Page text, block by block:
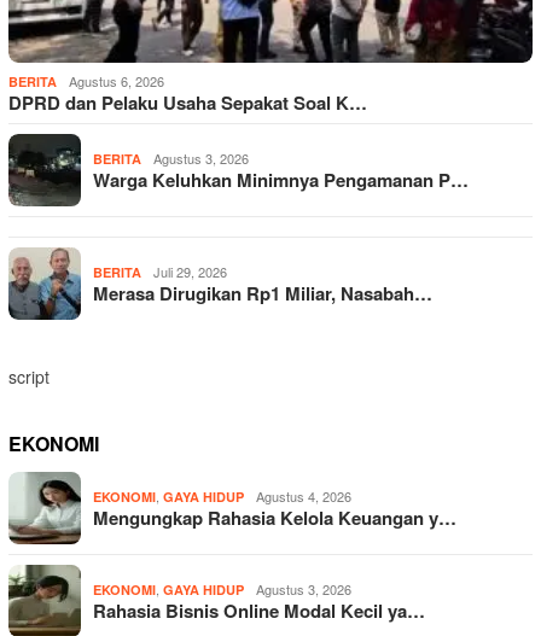
BERITA Agustus 6, 2026
DPRD dan Pelaku Usaha Sepakat Soal K…
BERITA Agustus 3, 2026
Warga Keluhkan Minimnya Pengamanan P…
BERITA Juli 29, 2026
Merasa Dirugikan Rp1 Miliar, Nasabah…
script
EKONOMI
EKONOMI, GAYA HIDUP Agustus 4, 2026
Mengungkap Rahasia Kelola Keuangan y…
EKONOMI, GAYA HIDUP Agustus 3, 2026
Rahasia Bisnis Online Modal Kecil ya…